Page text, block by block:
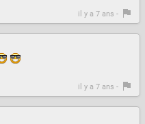
il y a 7 ans -
il y a 7 ans -